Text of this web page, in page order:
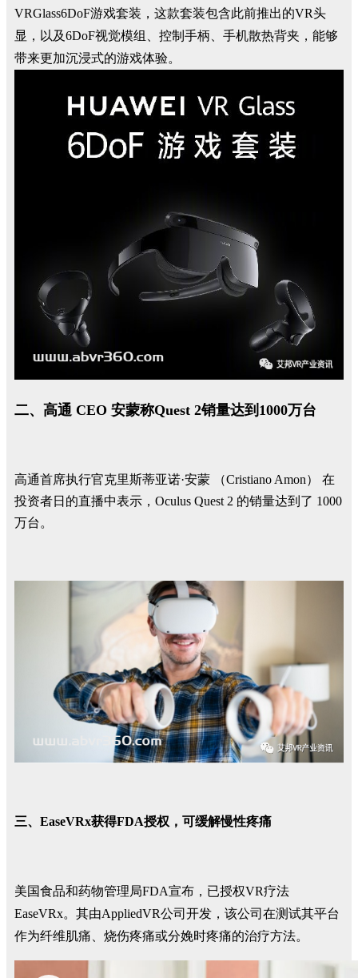
VRGlass6DoF游戏套装，这款套装包含此前推出的VR头
显，以及6DoF视觉模组、控制手柄、手机散热背夹，能够
带来更加沉浸式的游戏体验。
二、高通 CEO 安蒙称Quest 2销量达到1000万台
高通首席执行官克里斯蒂亚诺·安蒙 （Cristiano Amon） 在
投资者日的直播中表示，Oculus Quest 2 的销量达到了 1000
万台。
三、EaseVRx获得FDA授权，可缓解慢性疼痛
美国食品和药物管理局FDA宣布，已授权VR疗法
EaseVRx。其由AppliedVR公司开发，该公司在测试其平台
作为纤维肌痛、烧伤疼痛或分娩时疼痛的治疗方法。